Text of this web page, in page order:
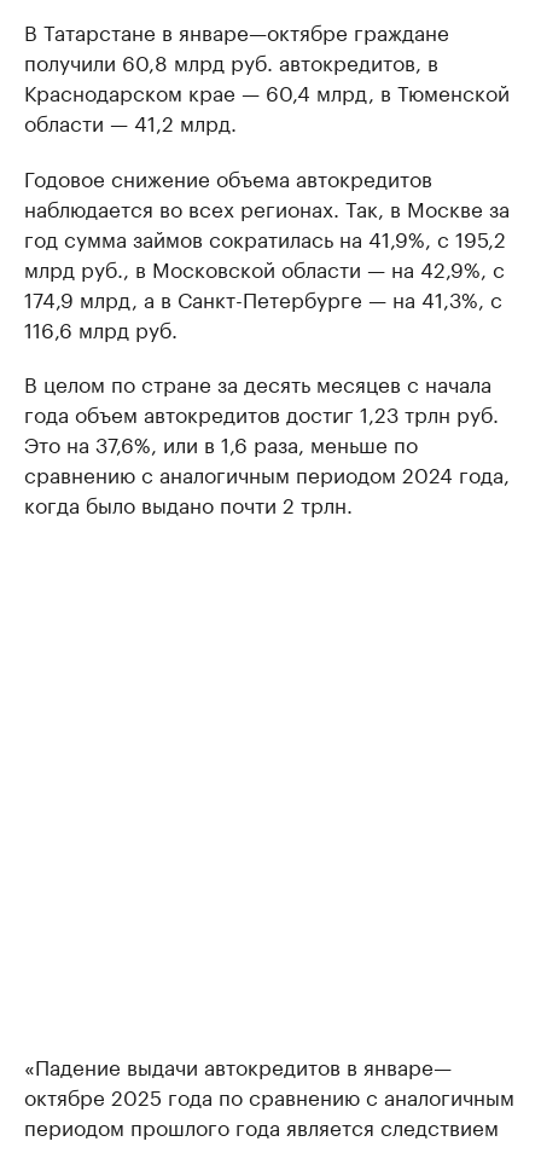
В Татарстане в январе—октябре граждане
получили 60,8 млрд руб. автокредитов, в
Краснодарском крае — 60,4 млрд, в Тюменской
области — 41,2 млрд.
Годовое снижение объема автокредитов
наблюдается во всех регионах. Так, в Москве за
год сумма займов сократилась на 41,9%, с 195,2
млрд руб., в Московской области — на 42,9%, с
174,9 млрд, а в Санкт-Петербурге — на 41,3%, с
116,6 млрд руб.
В целом по стране за десять месяцев с начала
года объем автокредитов достиг 1,23 трлн руб.
Это на 37,6%, или в 1,6 раза, меньше по
сравнению с аналогичным периодом 2024 года,
когда было выдано почти 2 трлн.
«Падение выдачи автокредитов в январе—
октябре 2025 года по сравнению с аналогичным
периодом прошлого года является следствием